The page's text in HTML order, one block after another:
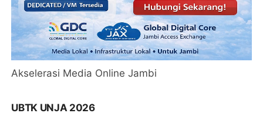
Akselerasi Media Online Jambi
UBTK UNJA 2026